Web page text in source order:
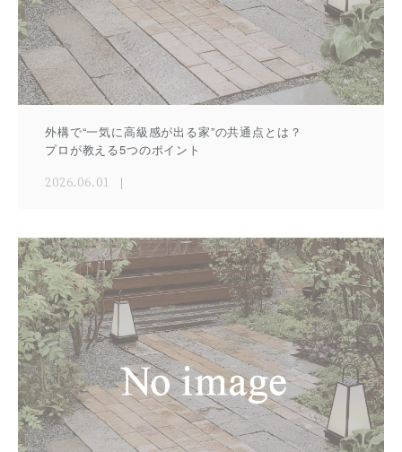
外構で“一気に高級感が出る家”の共通点とは？
プロが教える5つのポイント
2026.06.01